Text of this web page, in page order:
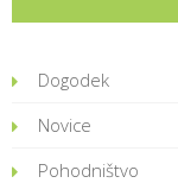
Dogodek
Novice
Pohodništvo